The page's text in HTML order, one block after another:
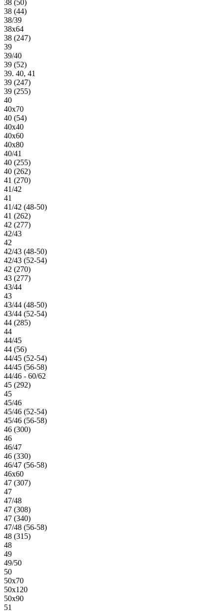
38 (50)
38 (44)
38/39
38х64
38 (247)
39
39/40
39 (52)
39. 40, 41
39 (247)
39 (255)
40
40х70
40 (54)
40х40
40х60
40х80
40/41
40 (255)
40 (262)
41 (270)
41/42
41
41/42 (48-50)
41 (262)
42 (277)
42/43
42
42/43 (48-50)
42/43 (52-54)
42 (270)
43 (277)
43/44
43
43/44 (48-50)
43/44 (52-54)
44 (285)
44
44/45
44 (56)
44/45 (52-54)
44/45 (56-58)
44/46 - 60/62
45 (292)
45
45/46
45/46 (52-54)
45/46 (56-58)
46 (300)
46
46/47
46 (330)
46/47 (56-58)
46х60
47 (307)
47
47/48
47 (308)
47 (340)
47/48 (56-58)
48 (315)
48
49
49/50
50
50х70
50х120
50х90
51